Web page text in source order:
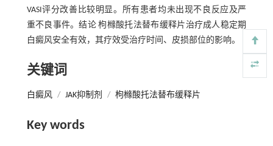
VASI评分改善比较明显。所有患者均未出现不良反应及严
重不良事件。结论 枸橼酸托法替布缓释片治疗成人稳定期
白癜风安全有效，其疗效受治疗时间、皮损部位的影响。
关键词
白癜风 / JAK抑制剂 / 枸橼酸托法替布缓释片
Key words